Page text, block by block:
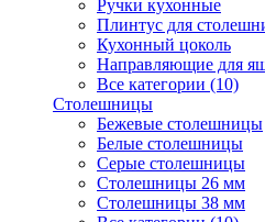
Ручки кухонные
Плинтус для
Кухонный цоколь
Направляющие для
Все категории (10)
Столешницы
Бежевые столешницы
Белые столешницы
Серые столешницы
Столешницы 26 мм
Столешницы 38 мм